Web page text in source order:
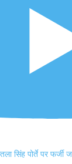
सिंह पोर्ते पर फर्जी